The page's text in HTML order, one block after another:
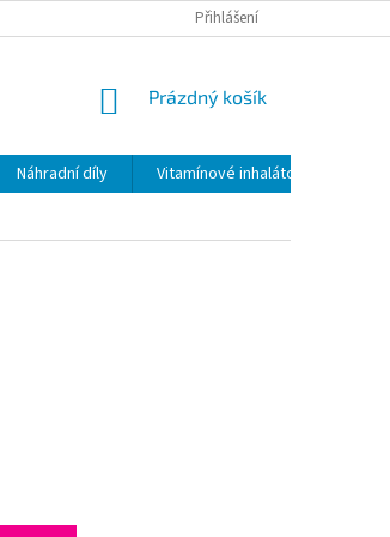
VRÁCENÍ ZBOŽÍ VE 14
Přihlášení
NÁKUPNÍ
Prázdný košík
Náhradní díly
Vitamínové inhalátory